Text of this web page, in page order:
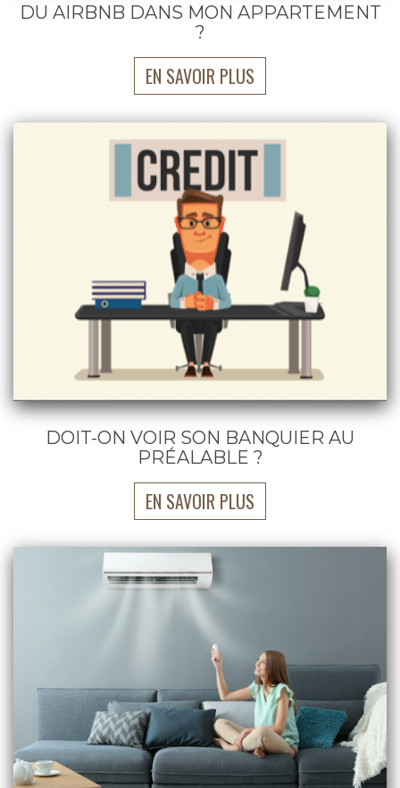
DU AIRBNB DANS MON APPARTEMENT
?
EN SAVOIR PLUS
DOIT-ON VOIR SON BANQUIER AU
PRÉALABLE ?
EN SAVOIR PLUS